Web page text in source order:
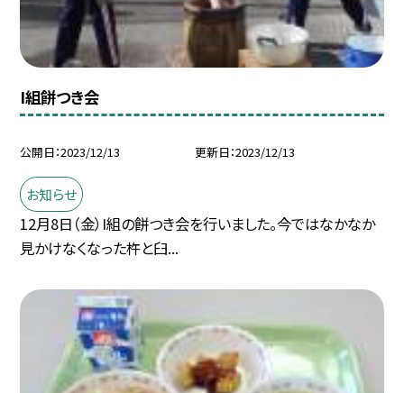
I組餅つき会
公開日 2023/12/13 更新日 2023/12/13
お知らせ
12月8日（金）I組の餅つき会を行いました。今ではなかなか
見かけなくなった杵と臼...